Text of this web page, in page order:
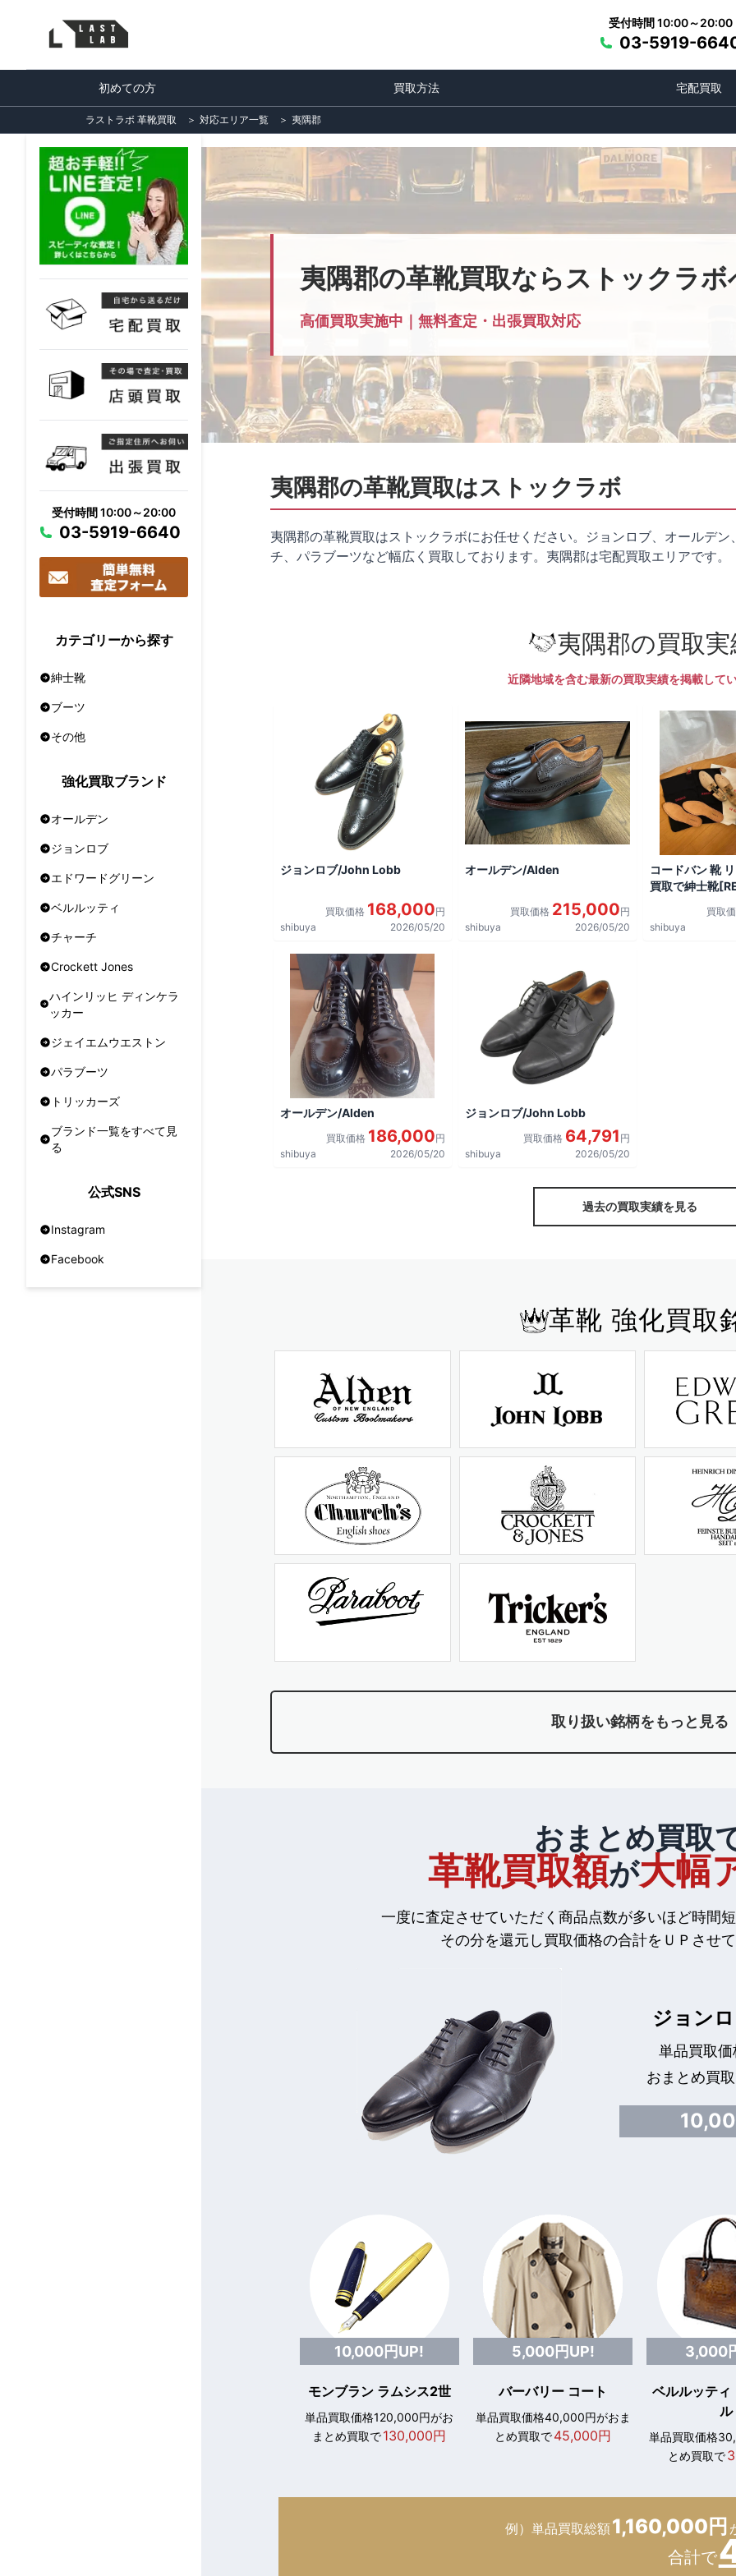
受付時間 10:00～20:00
03-5919-
初めての方 買取方法 宅配買取
ラストラボ 革靴買取 ＞ 対応エリア一覧 ＞ 夷隅郡
受付時間 10:00～20:00
03-5919-6640
カテゴリーから探す
紳士靴
ブーツ
その他
強化買取ブランド
オールデン
ジョンロブ
エドワードグリーン
ベルルッティ
チャーチ
Crockett Jones
ハインリッヒ ディンケラ
ッカー
ジェイエムウエストン
パラブーツ
トリッカーズ
ブランド一覧をすべて見
る
公式SNS
Instagram
Facebook
夷隅郡の革靴買取ならストックラボ
高価買取実施中｜無料査定・出張買取対応
夷隅郡の革靴買取はストックラボ
夷隅郡の革靴買取はストックラボにお任せください。ジョンロブ、オールデ
チ、パラブーツなど幅広く買取しております。夷隅郡は宅配買取エリアです。
夷隅郡の買取
近隣地域を含む最新の買取実績を掲載して
ジョンロブ/John Lobb
買取価格 168,000円
shibuya
2026/05/20
オールデン/Alden
買取価格 215,000円
shibuya
2026/05/20
コードバン 靴
買取で紳士靴
買取
shibuya
オールデン/Alden
買取価格 186,000円
shibuya
2026/05/20
ジョンロブ/John Lobb
買取価格 64,791 円
shibuya
2026/05/20
過去の買取実績を見る
革靴 強化買取
取り扱い銘柄をもっと見る
おまとめ買取
革靴買取額が大幅
一度に査定させていただく商品点数が多いほど時間
その分を還元し買取価格の合計をＵＰさせ
ジョン
単品買取
おまとめ買
10,000円UP!
モンブラン ラムシス2世
単品買取価格120,000円がお
まとめ買取で130,000円
5,000円UP!
バーバリー コート
単品買取価格40,000円がおま
とめ買取で45,000円
3,000
ベルルッティ
ル
単品買取価格
とめ買取で
例）単品買取総額1,160,000円
合計で